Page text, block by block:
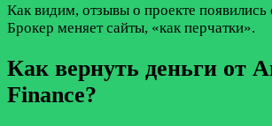
Как видим, отзывы о проекте появились
Брокер меняет сайты, «как перчатки».
Как вернуть деньги от
Finance?